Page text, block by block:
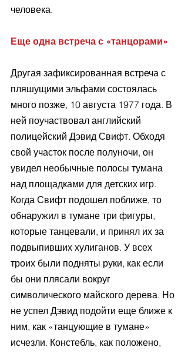
человека.
Еще одна встреча с «танцорами»
Другая зафиксированная встреча с
пляшущими эльфами состоялась
много позже, 10 августа 1977 года. В
ней поучаствовал английский
полицейский Дэвид Свифт. Обходя
свой участок после полуночи, он
увидел необычные полосы тумана
над площадками для детских игр.
Когда Свифт подошел поближе, то
обнаружил в тумане три фигуры,
которые танцевали, и принял их за
подвыпивших хулиганов. У всех
троих были подняты руки, как если
бы они плясали вокруг
символического майского дерева. Но
не успел Дэвид подойти еще ближе к
ним, как «танцующие в тумане»
исчезли. Констебль, как положено,